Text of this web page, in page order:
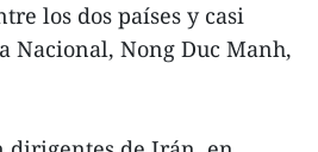
los dos países y casi
Nacional, Nong Duc Manh,